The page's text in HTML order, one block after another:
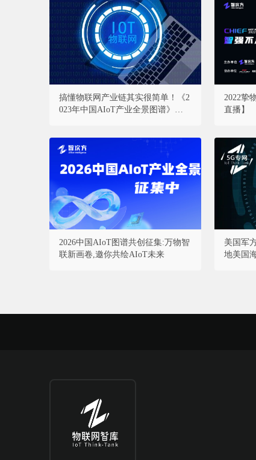
搞懂物联网产业链其实很简单！《2
023年中国AIoT产业全景图谱》重磅
2022挚
直播】
2026中国AIoT图谱共创征集:万物智
联新画卷,邀你共绘AIoT未来
美国军
地美国